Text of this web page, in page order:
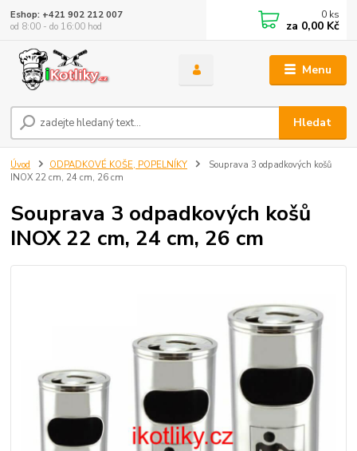
Menu
Hledat
Eshop: +421 902 212 007
od 8:00 - do 16:00 hod
0 ks
za 0,00 Kč
Úvod ODPADKOVÉ KOŠE, POPELNÍKY
Souprava 3 odpadkových košů
INOX 22 cm, 24 cm, 26 cm
Souprava 3 odpadkových košů
INOX 22 cm, 24 cm, 26 cm